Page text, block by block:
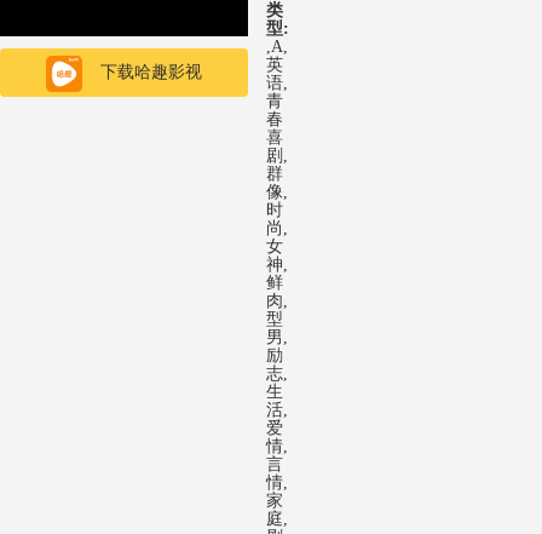
下载哈趣影视
类
型:
,A,
英
语,
青
春
喜
剧,
群
像,
时
尚,
女
神,
鲜
肉,
型
男,
励
志,
生
活,
爱
情,
言
情,
家
庭,